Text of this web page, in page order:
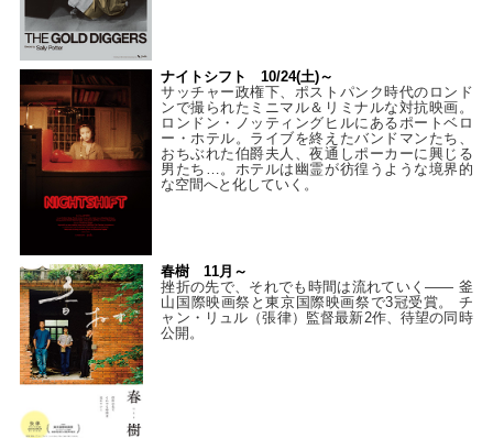
ナイトシフト 10/24(土)～
サッチャー政権下、ポストパンク時代のロンド
ンで撮られたミニマル＆リミナルな対抗映画。
ロンドン・ノッティングヒルにあるポートベロ
ー・ホテル。ライブを終えたバンドマンたち、
おちぶれた伯爵夫人、夜通しポーカーに興じる
男たち…。ホテルは幽霊が彷徨うような境界的
な空間へと化していく。
春樹 11月～
挫折の先で、それでも時間は流れていく—— 釜
山国際映画祭と東京国際映画祭で3冠受賞。 チ
ャン・リュル（張律）監督最新2作、待望の同時
公開。